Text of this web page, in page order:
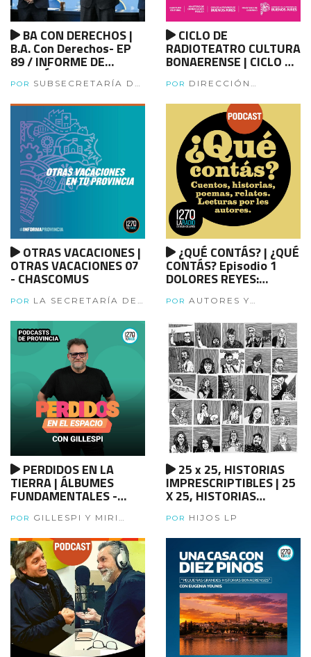
BA CON DERECHOS |
B.A. Con Derechos- EP
89 / INFORME DE
GESTIÓN
POR
SUBSECRETARÍA DE
PROVINCIA.
CICLO DE
RADIOTEATRO CULTURA
BONAERENSE | CICLO DE
RADIOTEATRO CULTURA
BONAERENSE - Capítulo
12: La Azurduy y Eva
POR
DIRECCIÓN
GLEZER Y GRANDES
ARTISTAS
OTRAS VACACIONES |
OTRAS VACACIONES 07
- CHASCOMUS
POR
LA SECRETARÍA DE
AIRES
¿QUÉ CONTÁS? | ¿QUÉ
CONTÁS? Episodio 1
DOLORES REYES:
POR AUTORES Y
PERDIDOS EN LA
TIERRA | ÁLBUMES
FUNDAMENTALES -
POR
GILLESPI Y MIRI
25 x 25, HISTORIAS
IMPRESCRIPTIBLES | 25
X 25, HISTORIAS
CAP 25 - HIJOS X HIJES
POR HIJOS LP